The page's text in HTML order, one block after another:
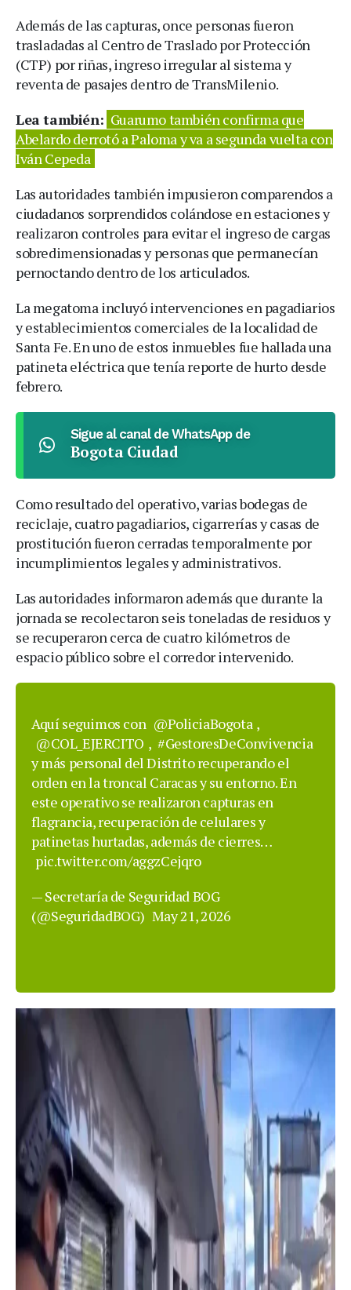
Además de las capturas, once personas fueron
trasladadas al Centro de Traslado por Protección
(CTP) por riñas, ingreso irregular al sistema y
reventa de pasajes dentro de TransMilenio.
Lea también: Guarumo también confirma que
Abelardo derrotó a Paloma y va a segunda vuelta con
Iván Cepeda
Las autoridades también impusieron comparendos a
ciudadanos sorprendidos colándose en estaciones y
realizaron controles para evitar el ingreso de cargas
sobredimensionadas y personas que permanecían
pernoctando dentro de los articulados.
La megatoma incluyó intervenciones en pagadiarios
y establecimientos comerciales de la localidad de
Santa Fe. En uno de estos inmuebles fue hallada una
patineta eléctrica que tenía reporte de hurto desde
febrero.
Sigue al canal de WhatsApp de
Bogota Ciudad
Como resultado del operativo, varias bodegas de
reciclaje, cuatro pagadiarios, cigarrerías y casas de
prostitución fueron cerradas temporalmente por
incumplimientos legales y administrativos.
Las autoridades informaron además que durante la
jornada se recolectaron seis toneladas de residuos y
se recuperaron cerca de cuatro kilómetros de
espacio público sobre el corredor intervenido.
Aquí seguimos con @PoliciaBogota ,
@COL_EJERCITO , #GestoresDeConvivencia
y más personal del Distrito recuperando el
orden en la troncal Caracas y su entorno. En
este operativo se realizaron capturas en
flagrancia, recuperación de celulares y
patinetas hurtadas, además de cierres…
pic.twitter.com/aggzCejqro
— Secretaría de Seguridad BOG
(@SeguridadBOG) May 21, 2026